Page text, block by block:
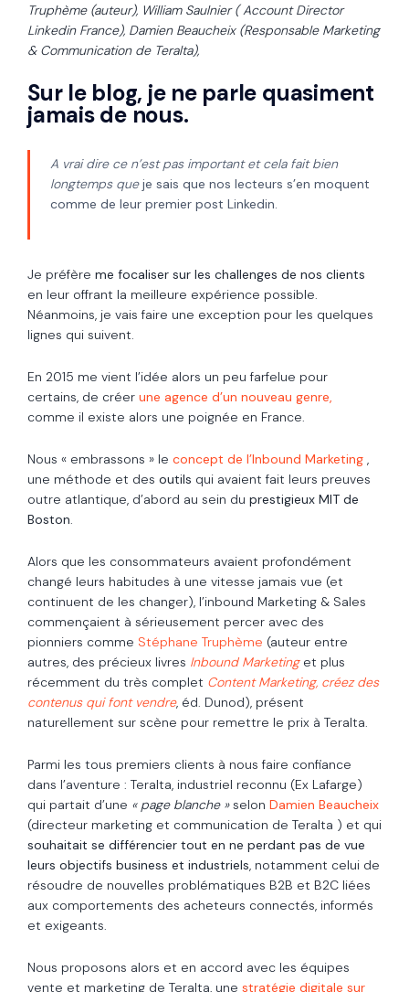
Truphème (auteur), William Saulnier ( Account Director
Linkedin France), Damien Beaucheix (Responsable Marketing
& Communication de Teralta),
Sur le blog, je ne parle quasiment
jamais de nous.
A vrai dire ce n’est pas important et cela fait bien
longtemps queje sais que nos lecteurs s’en moquent
comme de leur premier post Linkedin.
Je préfère me focaliser sur les challenges de nos clients
en leur offrant la meilleure expérience possible.
Néanmoins, je vais faire une exception pour les quelques
lignes qui suivent.
En 2015 me vient l’idée alors un peu farfelue pour
certains, de créer une agence d’un nouveau genre,
comme il existe alors une poignée en France.
Nous « embrassons » le concept de l’Inbound Marketing
une méthode et des outils qui avaient fait leurs preuves
outre atlantique, d’abord au sein du prestigieux MIT de
Boston
Alors que les consommateurs avaient profondément
changé leurs habitudes à une vitesse jamais vue (et
continuent de les changer), l’inbound Marketing & Sales
commençaient à sérieusement percer avec des
pionniers comme Stéphane Truphème (auteur entre
autres, des précieux livres Inbound Marketing et plus
récemment du très complet Content Marketing, créez des
contenus qui font vendre, éd. Dunod), présent
naturellement sur scène pour remettre le prix à Teralta.
Parmi les tous premiers clients à nous faire confiance
dans l’aventure : Teralta, industriel reconnu (Ex Lafarge)
qui partait d’une « page blanche »selon Damien Beaucheix
(directeur marketing et communication de Teralta ) et qui
souhaitait se différencier tout en ne perdant pas de vue
leurs objectifs business et industriels , notamment celui de
résoudre de nouvelles problématiques B2B et B2C liées
aux comportements des acheteurs connectés, informés
et exigeants.
Nous proposons alors et en accord avec les équipes
vente et marketing de Teralta, une stratégie digitale sur